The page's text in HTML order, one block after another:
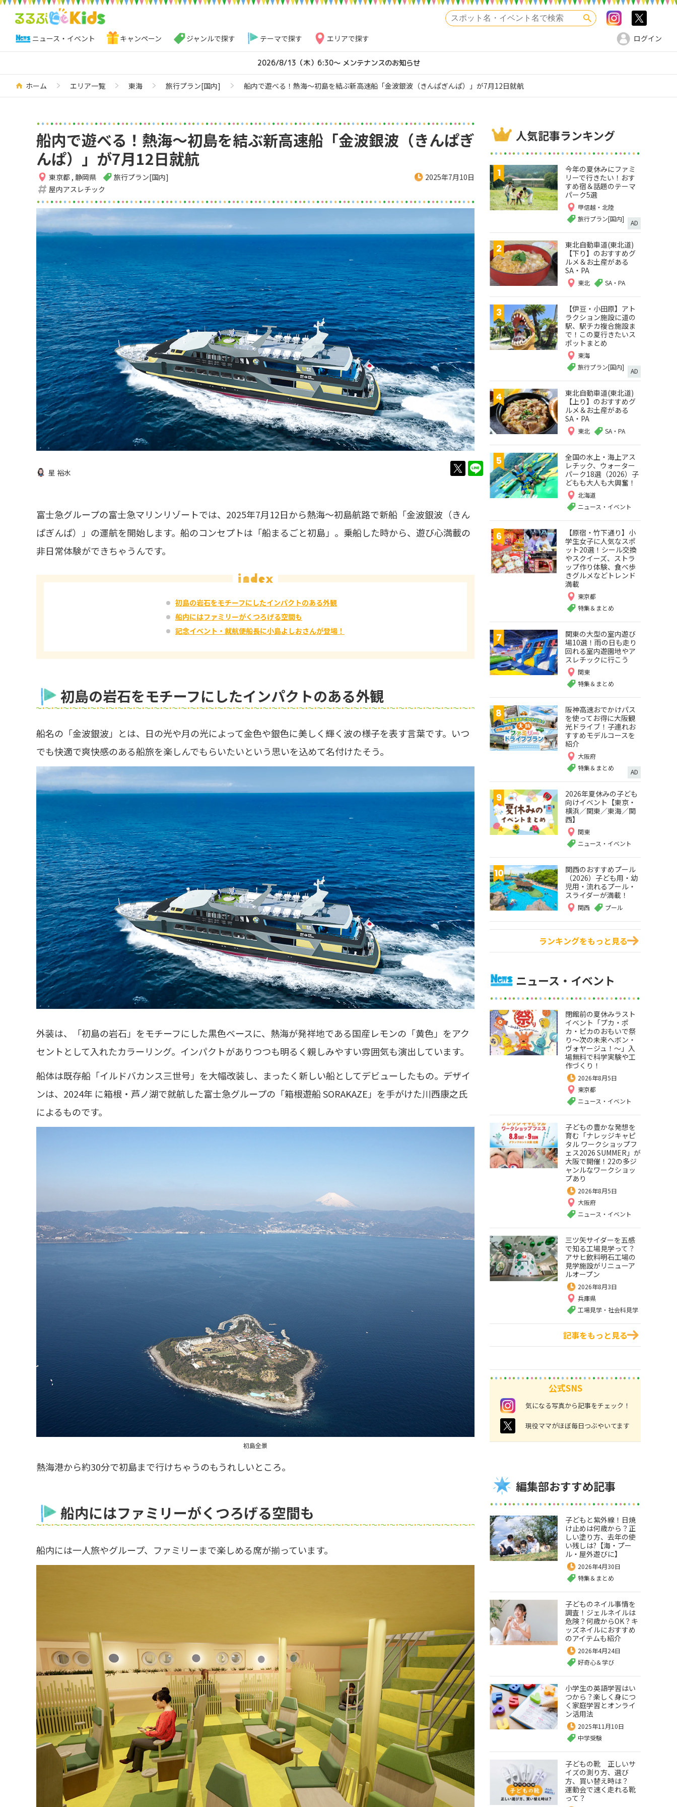
検索 Instagram
ニュース・イベント キャンペーン ジャンルで探す テーマで探す エリアで探す ログイン
2026/8/13（木）6:30～ メンテナンスのお知らせ
ホーム エリア一覧 東海 旅行プラン[国内] 船内で遊べる！熱海～初島を結ぶ新高速船「金波銀波（きんぱぎんぱ）」が7月12日就航
船内で遊べる！熱海～初島を結ぶ新高速船「金波銀波（きんぱぎ
んぱ）」が7月12日就航
東京都 , 静岡県 旅行プラン[国内]
2025年7月10日
屋内アスレチック
星 裕水 twitterLINE
富士急グループの富士急マリンリゾートでは、2025年7月12日から熱海～初島航路で新船「金波銀波（きん
ぱぎんぱ）」の運航を開始します。船のコンセプトは「船まるごと初島」。乗船した時から、遊び心満載の
非日常体験ができちゃうんです。
初島の岩石をモチーフにしたインパクトのある外観
船内にはファミリーがくつろげる空間も
記念イベント・就航便船長に小島よしおさんが登場！
初島の岩石をモチーフにしたインパクトのある外観
船名の「金波銀波」とは、日の光や月の光によって金色や銀色に美しく輝く波の様子を表す言葉です。いつ
でも快適で爽快感のある船旅を楽しんでもらいたいという思いを込めて名付けたそう。
外装は、「初島の岩石」をモチーフにした黒色ベースに、熱海が発祥地である国産レモンの「黄色」をアク
セントとして入れたカラーリング。インパクトがありつつも明るく親しみやすい雰囲気も演出しています。
船体は既存船「イルドバカンス三世号」を大幅改装し、まったく新しい船としてデビューしたもの。デザイ
ンは、2024年 に箱根・芦ノ湖で就航した富士急グループの「箱根遊船 SORAKAZE」を手がけた川西康之氏
によるものです。
初島全景
熱海港から約30分で初島まで行けちゃうのもうれしいところ。
船内にはファミリーがくつろげる空間も
船内には一人旅やグループ、ファミリーまで楽しめる席が揃っています。
人気記事ランキング
今年の夏休みにファミ
リーで行きたい！おす
すめ宿＆話題のテーマ
パーク5選
甲信越・北陸
旅行プラン[国内]
AD
東北自動車道(東北道)
【下り】のおすすめグ
ルメ＆お土産がある
SA・PA
東北 SA・PA
【伊豆・小田原】アト
ラクション施設に道の
駅、駅チカ複合施設ま
で！この夏行きたいス
ポットまとめ
東海
旅行プラン[国内]
AD
東北自動車道(東北道)
【上り】のおすすめグ
ルメ＆お土産がある
SA・PA
東北 SA・PA
全国の水上・海上アス
レチック、ウォーター
パーク18選（2026）子
どもも大人も大興奮！
北海道
ニュース・イベント
【原宿・竹下通り】小
学生女子に人気なスポ
ット20選！シール交換
やスクイーズ、ストラ
ップ作り体験、食べ歩
きグルメなどトレンド
満載
東京都
特集＆まとめ
関東の大型の室内遊び
場10選！雨の日も走り
回れる室内遊園地やア
スレチックに行こう
関東
特集＆まとめ
阪神高速おでかけパス
を使ってお得に大阪観
光ドライブ！子連れお
すすめモデルコースを
紹介
大阪府
特集＆まとめ
AD
2026年夏休みの子ども
向けイベント【東京・
横浜／関東／東海／関
西】
関東
ニュース・イベント
関西のおすすめプール
（2026）子ども用・幼
児用・流れるプール・
スライダーが満載！
関西 プール
ランキングをもっと見る
ニュース・イベント
閉館前の夏休みラスト
イベント「プカ・ポ
カ・ピカのおもいで祭
り～次の未来へボン・
ヴォヤージュ！～」入
場無料で科学実験や工
作づくり！
2026年8月5日
東京都
ニュース・イベント
子どもの豊かな発想を
育む「ナレッジキャピ
タル ワークショップフ
ェス2026 SUMMER」が
大阪で開催！22の多ジ
ャンルなワークショッ
プあり
2026年8月5日
大阪府
ニュース・イベント
三ツ矢サイダーを五感
で知る工場見学って？
アサヒ飲料明石工場の
見学施設がリニューア
ルオープン
2026年8月3日
兵庫県
工場見学・社会科見学
記事をもっと見る
公式SNS
instagram 気になる写真から記事をチェック！
twitter 現役ママがほぼ毎日つぶやいてます
編集部おすすめ記事
子どもと紫外線！日焼
け止めは何歳から？正
しい塗り方、去年の使
い残しは?【海・プー
ル・屋外遊びに】
2026年4月30日
特集＆まとめ
子どものネイル事情を
調査！ジェルネイルは
危険？何歳からOK？キ
ッズネイルにおすすめ
のアイテムも紹介
2026年4月24日
好奇心＆学び
小学生の英語学習はい
つから？楽しく身につ
く家庭学習とオンライ
ン活用法
2025年11月10日
中学受験
子どもの靴 正しいサ
イズの測り方、選び
方、買い替え時は？
運動会で速く走れる靴
って？